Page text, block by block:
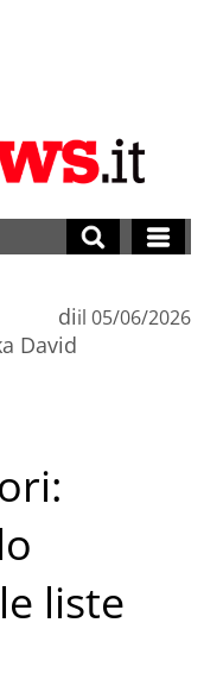
di
David
il 05/06/2026
liste